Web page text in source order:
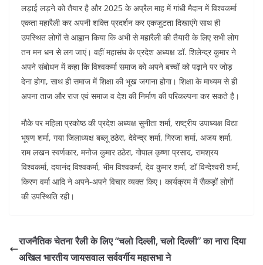
लड़ाई लड़ने को तैयार है और 2025 के अप्रैल माह में गांधी मैदान में विश्वकर्मा
एकता महारैली कर अपनी शक्ति प्रदर्शन कर एकजुटता दिखाएंगे साथ ही
उपस्थित लोगों से आह्वान किया कि अभी से महारैली की तैयारी के लिए सभी लोग
तन मन धन से लग जाएं। वहीं महासंघ के प्रदेश अध्यक्ष डॉ. शिलेन्द्र कुमार ने
अपने संबोधन में कहा कि विश्वकर्मा समाज को अपने बच्चों को पढ़ाने पर जोड़
देना होगा, साथ ही समाज में शिक्षा की भूख जगाना होगा। शिक्षा के माध्यम से ही
अपना ताज और राज एवं समाज व देश की निर्माण की परिकल्पना कर सकते है।
मौके पर महिला प्रकोष्ठ की प्रदेश अध्यक्ष सुनीता शर्मा, राष्ट्रीय उपाध्यक्ष विद्या
भूषण शर्मा, गया जिलाध्यक्ष बब्लू ठठेरा, देवेन्द्र शर्मा, गिरजा शर्मा, अजय शर्मा,
राम लखन स्वर्णकार, मनोज कुमार ठठेरा, गोपाल कृष्णा प्रसाद, रामश्रय
विश्वकर्मा, दयानंद विश्वकर्मा, भीम विश्वकर्मा, देव कुमार शर्मा, डॉ विन्देश्वरी शर्मा,
किरण वर्मा आदि ने अपने-अपने विचार व्यक्त किए। कार्यक्रम में सैकड़ों लोगों
की उपस्थिति रही।
राजनैतिक चेतना रैली के लिए “चलो दिल्ली, चलो दिल्ली” का नारा दिया
अखिल भारतीय जायसवाल सर्ववर्गीय महासभा ने